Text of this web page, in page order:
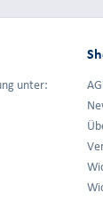
unter: